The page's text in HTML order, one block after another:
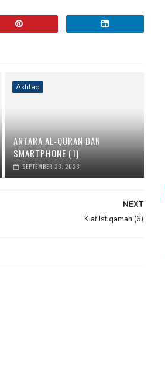
Akhlaq
ANTARA AL-QURAN DAN
SMARTPHONE (1)
SEPTEMBER 23, 2023
NEXT
Kiat Istiqamah (6)